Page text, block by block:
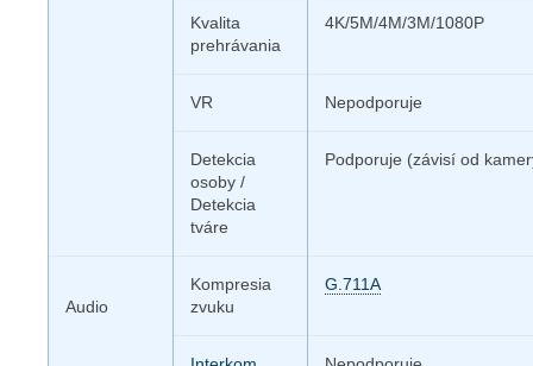
Kvalita
prehrávania
4K/5M/4M/3M/1080P
VR Nepodporuje
Detekcia
osoby /
Detekcia
tváre
Podporuje (závisí od
Audio
Kompresia
zvuku
G.711A